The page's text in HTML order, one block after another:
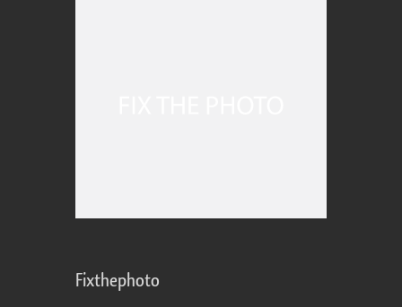
Fixthephoto